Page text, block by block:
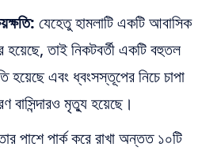
যেহেতু হামলাটি একটি আবাসিক
তাই নিকটবর্তী একটি বহুতল
হয়েছে এবং ধ্বংসস্তূপের নিচে চাপা
বাসিন্দারও মৃত্যু হয়েছে।
পাশে পার্ক করে রাখা অন্তত ১০টি